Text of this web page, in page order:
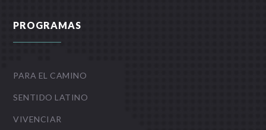
PROGRAMAS
PARA EL CAMINO
SENTIDO LATINO
VIVENCIAR